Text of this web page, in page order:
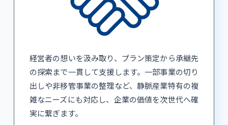
経営者の想いを汲み取り、プラン策定から承継先
の探索まで一貫して支援します。一部事業の切り
出しや非移管事業の整理など、静脈産業特有の複
雑なニーズにも対応し、企業の価値を次世代へ確
実に繋ぎます。